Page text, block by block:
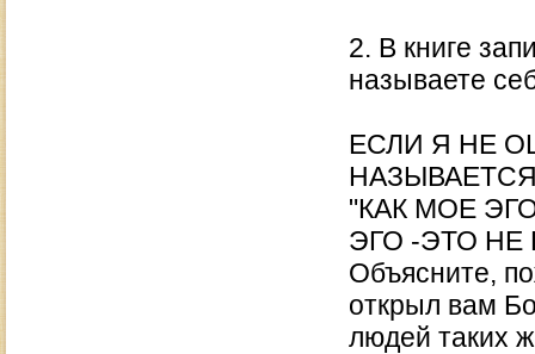
2. В книге
называете
ЕСЛИ Я НЕ
"КАК МОЕ
ЭГО -ЭТО
Объясните,
открыл вам
людей таких